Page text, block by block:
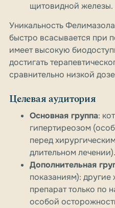
щитовидной железы.
Уникальность
быстро всасывается при
имеет высокую
достигать
сравнительно низкой
Целевая аудитория
Основная группа:
гипертиреозом
перед
длительном лечении).
Дополнительная
показаниям): другие
препарат только по
особой